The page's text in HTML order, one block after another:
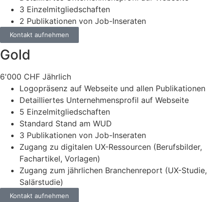
3 Einzelmitgliedschaften
2 Publikationen von Job-Inseraten
Kontakt aufnehmen
Gold
6'000 CHF Jährlich
Logopräsenz auf Webseite und allen Publikationen
Detailliertes Unternehmensprofil auf Webseite
5 Einzelmitgliedschaften
Standard Stand am WUD
3 Publikationen von Job-Inseraten
Zugang zu digitalen UX-Ressourcen (Berufsbilder,
Fachartikel, Vorlagen)
Zugang zum jährlichen Branchenreport (UX-Studie,
Salärstudie)
Kontakt aufnehmen